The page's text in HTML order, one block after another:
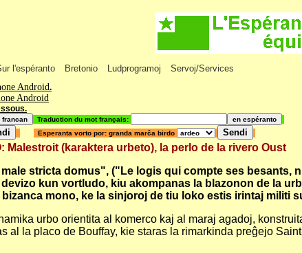
l'espéranto Bretonio Ludprogramoj
Servoj/Services
Android.
Android
Traduction du mot français:
Esperanta vorto por: granda marĉa birdo
Malestroit (karaktera urbeto), la perlo de la rivero Oust
stricta domus", ("Le logis qui compte ses besants,
kun vortludo, kiu akompanas la blazonon de la
mono, ke la sinjoroj de tiu loko estis irintaj militi
urbo orientita al komerco kaj al maraj agadoj,
al la placo de Bouffay, kie staras la rimarkinda preĝejo